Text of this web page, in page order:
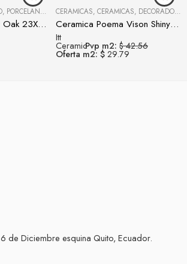
, PORCELANATOS Y CERÁMICAS
Porcelanato Bellver Oak 23X120
CERAMICAS, CERAMICAS, DECORADO,
Ceramica Poema Vison Shiny 7,5×30
Itt
CeramicPvp m2: $ 42.56
Oferta m2: $29.79
de Diciembre esquina Quito, Ecuador.